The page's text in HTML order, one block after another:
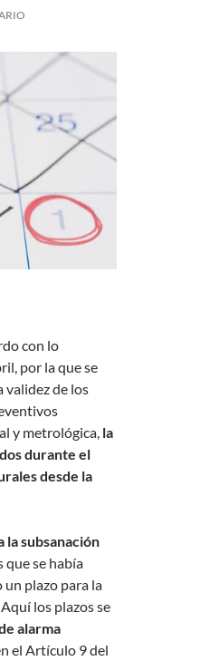
con lo
por la que se
de los
y metrológica, la
durante el
desde la
la subsanación
que se había
un plazo para la
los plazos se
alarma
el Artículo 9 del